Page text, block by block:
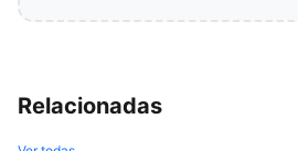
Relacionadas